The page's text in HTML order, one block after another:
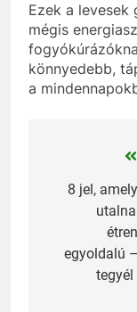
Ezek a levesek
mégis
könnyedebb,
a
navigáció
8 jel,
egyoldalú
tegyél